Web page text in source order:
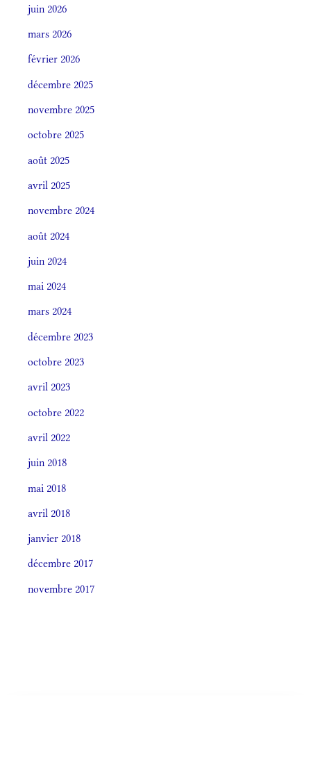
juin 2026
mars 2026
février 2026
décembre 2025
novembre 2025
octobre 2025
août 2025
avril 2025
novembre 2024
août 2024
juin 2024
mai 2024
mars 2024
décembre 2023
octobre 2023
avril 2023
octobre 2022
avril 2022
juin 2018
mai 2018
avril 2018
janvier 2018
décembre 2017
novembre 2017